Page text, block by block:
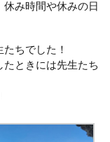
み時間や休みの日
ちでした！
ときには先生たち